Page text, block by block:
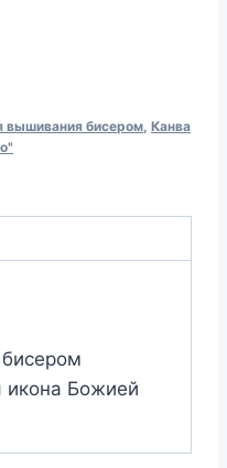
вышивания бисером Канва
икона Божией